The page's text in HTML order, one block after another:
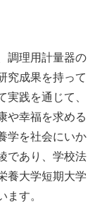
調理用計量器の
究成果を持って
実践を通じて、
や幸福を求める
学を社会にいか
であり、学校法
養大学短期大学
ます。